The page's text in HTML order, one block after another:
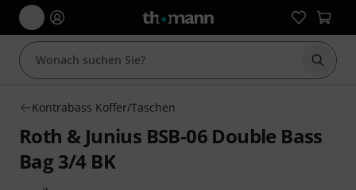
Suche
Kontrabass Koffer/Taschen
Roth & Junius BSB-06 Double Bass
Bag 3/4 BK